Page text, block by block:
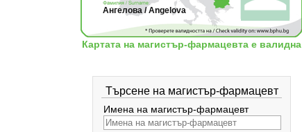
Ангелова / Angelova
Картата на магистър-фармацевта е валидна
Търсене на магистър-фармацевт
Имена на магистър-фармацевт